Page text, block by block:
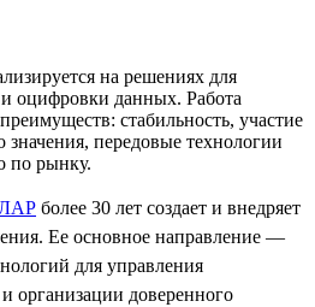
на решениях для
оцифровки данных. Работа
стабильность, участие
значения, передовые технологии
по рынку.
более 30 лет создает и внедряет
Ее основное направление —
для управления
организации доверенного